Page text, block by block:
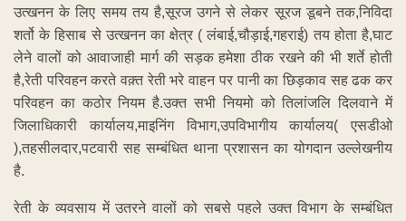
उत्खनन के लिए समय तय है,सूरज उगने से लेकर सूरज डूबने तक,निविदा
शर्तो के हिसाब से उत्खनन का क्षेत्र ( लंबाई,चौड़ाई,गहराई) तय होता है,घाट
लेने वालों को आवाजाही मार्ग की सड़क हमेशा ठीक रखने की भी शर्ते होती
है,रेती परिवहन करते वक़्त रेती भरे वाहन पर पानी का छिड़काव सह ढक कर
परिवहन का कठोर नियम है.उक्त सभी नियमो को तिलांजलि दिलवाने में
जिलाधिकारी कार्यालय,माइनिंग विभाग,उपविभागीय कार्यालय( एसडीओ
),तहसीलदार,पटवारी सह सम्बंधित थाना प्रशासन का योगदान उल्लेखनीय
है.
रेती के व्यवसाय में उतरने वालों को सबसे पहले उक्त विभाग के सम्बंधित